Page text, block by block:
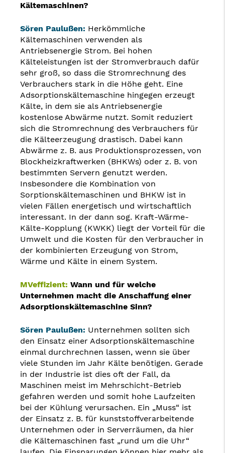
Kältemaschinen?
Sören Paulußen: Herkömmliche
Kältemaschinen verwenden als
Antriebsenergie Strom. Bei hohen
Kälteleistungen ist der Stromverbrauch dafür
sehr groß, so dass die Stromrechnung des
Verbrauchers stark in die Höhe geht. Eine
Adsorptionskältemaschine hingegen erzeugt
Kälte, in dem sie als Antriebsenergie
kostenlose Abwärme nutzt. Somit reduziert
sich die Stromrechnung des Verbrauchers für
die Kälteerzeugung drastisch. Dabei kann
Abwärme z. B. aus Produktionsprozessen, von
Blockheizkraftwerken (BHKWs) oder z. B. von
bestimmten Servern genutzt werden.
Insbesondere die Kombination von
Sorptionskältemaschinen und BHKW ist in
vielen Fällen energetisch und wirtschaftlich
interessant. In der dann sog. Kraft-Wärme-
Kälte-Kopplung (KWKK) liegt der Vorteil für die
Umwelt und die Kosten für den Verbraucher in
der kombinierten Erzeugung von Strom,
Wärme und Kälte in einem System.
MVeffizient: Wann und für welche
Unternehmen macht die Anschaffung einer
Adsorptionskältemaschine Sinn?
Sören Paulußen: Unternehmen sollten sich
den Einsatz einer Adsorptionskältemaschine
einmal durchrechnen lassen, wenn sie über
viele Stunden im Jahr Kälte benötigen. Gerade
in der Industrie ist dies oft der Fall, da
Maschinen meist im Mehrschicht-Betrieb
gefahren werden und somit hohe Laufzeiten
bei der Kühlung verursachen. Ein „Muss“ ist
der Einsatz z. B. für kunststoffverarbeitende
Unternehmen oder in Serverräumen, da hier
die Kältemaschinen fast „rund um die Uhr“